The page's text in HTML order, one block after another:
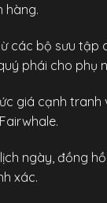
hàng.
các bộ sưu tập
phái cho phụ
giá cạnh tranh
ngày, đồng
xác.